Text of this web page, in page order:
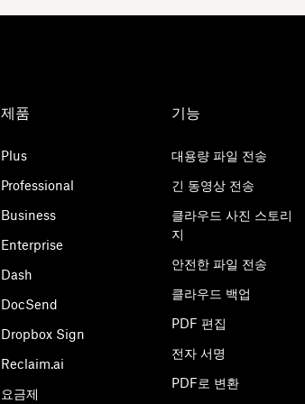
제품
Plus
Professional
Business
Enterprise
Dash
DocSend
Dropbox Sign
Reclaim.ai
요금제
기능
대용량 파일 전송
긴 동영상 전송
클라우드 사진 스토리
지
안전한 파일 전송
클라우드 백업
PDF 편집
전자 서명
PDF로 변환